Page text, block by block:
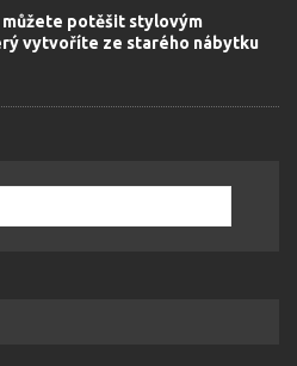
můžete potěšit stylovým
vytvoříte ze starého nábytku